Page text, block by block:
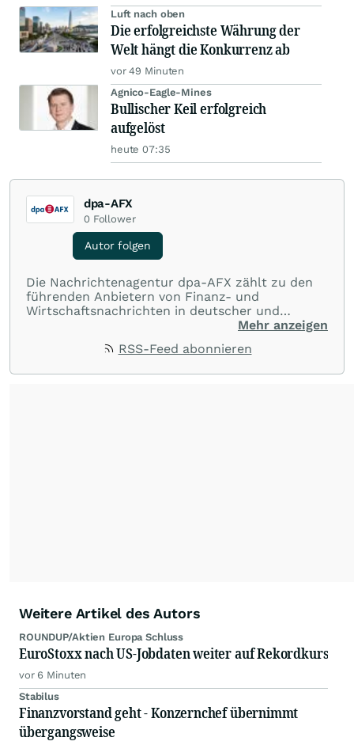
Luft nach oben
Die erfolgreichste Währung der
Welt hängt die Konkurrenz ab
vor 49 Minuten
Agnico-Eagle-Mines
Bullischer Keil erfolgreich
aufgelöst
heute 07:35
dpa-AFX
0 Follower
Autor folgen
Die Nachrichtenagentur dpa-AFX zählt zu den
führenden Anbietern von Finanz- und
Wirtschaftsnachrichten in deutscher und
englischer Sprache. Gestützt auf ein
dpa-AFX unabhängig, zuverlässig und schnell
Mehr anzeigen
RSS-Feed abonnieren
Weitere Artikel des Autors
ROUNDUP/Aktien Europa Schluss
EuroStoxx nach US-Jobdaten weiter auf Rekordkurs
vor 6 Minuten
Stabilus
Finanzvorstand geht - Konzernchef übernimmt
übergangsweise